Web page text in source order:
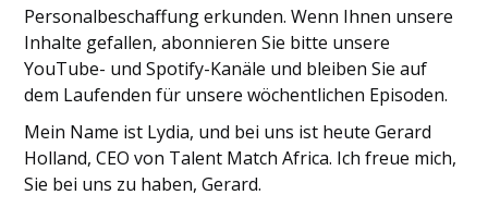
Personalbeschaffung erkunden. Wenn Ihnen unsere
Inhalte gefallen, abonnieren Sie bitte unsere
YouTube- und Spotify-Kanäle und bleiben Sie auf
dem Laufenden für unsere wöchentlichen Episoden.
Mein Name ist Lydia, und bei uns ist heute Gerard
Holland, CEO von Talent Match Africa. Ich freue mich,
Sie bei uns zu haben, Gerard.